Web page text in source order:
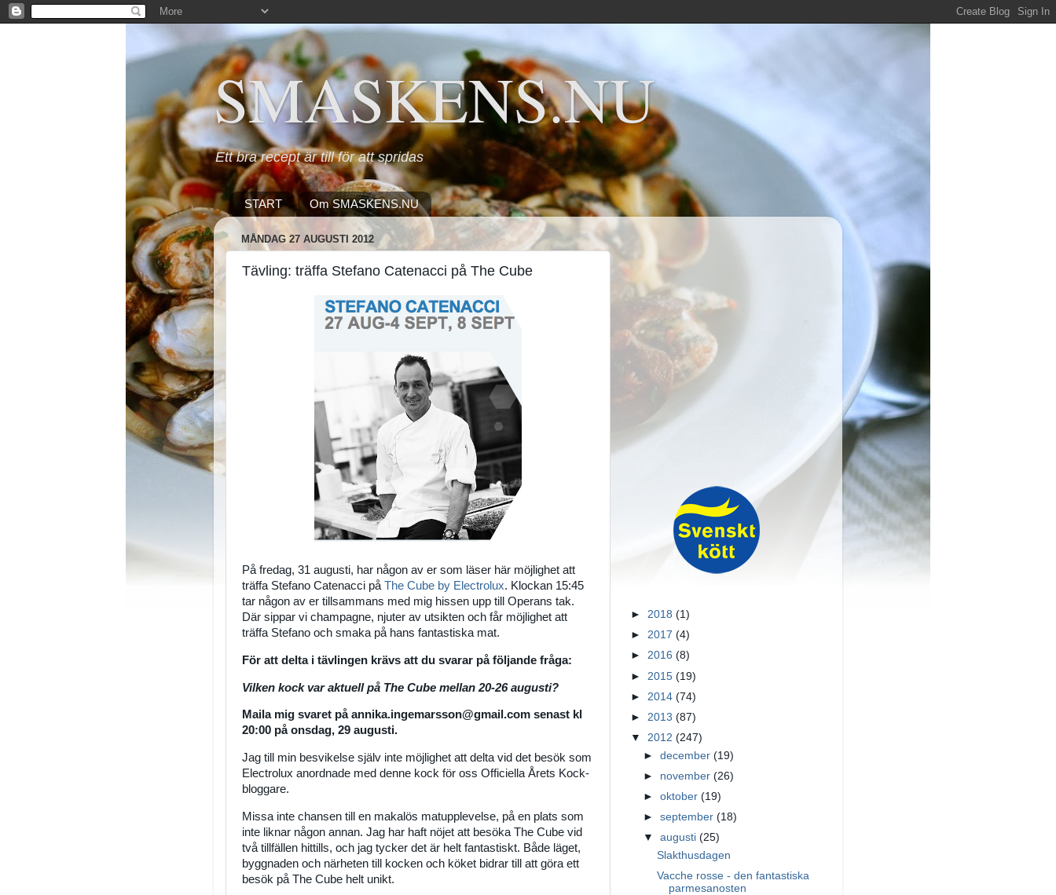
SMASKENS.NU
Ett bra recept är till för att spridas
START Om SMASKENS.NU
MÅNDAG 27 AUGUSTI 2012
Tävling: träffa Stefano Catenacci på The Cube
På fredag, 31 augusti, har någon av er som läser här möjlighet att
träffa Stefano Catenacci på The Cube by Electrolux. Klockan 15:45
tar någon av er tillsammans med mig hissen upp till Operans tak.
Där sippar vi champagne, njuter av utsikten och får möjlighet att
träffa Stefano och smaka på hans fantastiska mat.
För att delta i tävlingen krävs att du svarar på följande fråga:
Vilken kock var aktuell på The Cube mellan 20-26 augusti?
Maila mig svaret på annika.ingemarsson@gmail.com senast kl
20:00 på onsdag, 29 augusti.
Jag till min besvikelse själv inte möjlighet att delta vid det besök som
Electrolux anordnade med denne kock för oss Officiella Årets Kock-
bloggare.
Missa inte chansen till en makalös matupplevelse, på en plats som
inte liknar någon annan. Jag har haft nöjet att besöka The Cube vid
två tillfällen hittills, och jag tycker det är helt fantastiskt. Både läget,
byggnaden och närheten till kocken och köket bidrar till att göra ett
besök på The Cube helt unikt.
► 2018 (1)
► 2017 (4)
► 2016 (8)
► 2015 (19)
► 2014 (74)
► 2013 (87)
▼ 2012 (247)
►december(19)
► november(26)
►oktober(19)
►september(18)
▼augusti(25)
Slakthusdagen
Vacche rosse - den fantastiska
parmesanosten